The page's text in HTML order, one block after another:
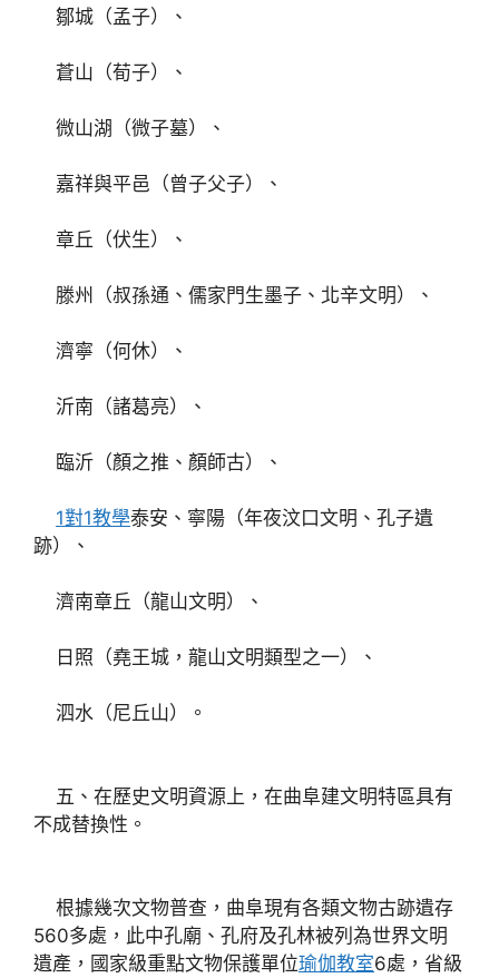
鄒城（孟子）、
蒼山（荀子）、
微山湖（微子墓）、
嘉祥與平邑（曾子父子）、
章丘（伏生）、
滕州（叔孫通、儒家門生墨子、北辛文明）、
濟寧（何休）、
沂南（諸葛亮）、
臨沂（顏之推、顏師古）、
1對1教學泰安、寧陽（年夜汶口文明、孔子遺
跡）、
濟南章丘（龍山文明）、
日照（堯王城，龍山文明類型之一）、
泗水（尼丘山）。
五、在歷史文明資源上，在曲阜建文明特區具有
不成替換性。
根據幾次文物普查，曲阜現有各類文物古跡遺存
560多處，此中孔廟、孔府及孔林被列為世界文明
遺產，國家級重點文物保護單位瑜伽教室6處，省級